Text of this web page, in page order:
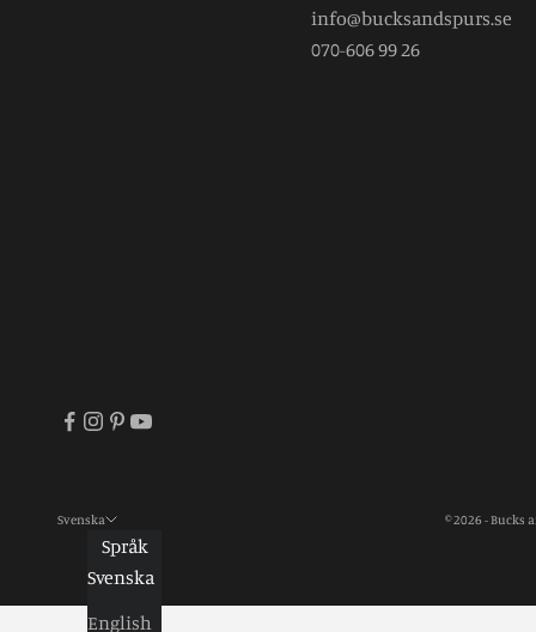
info@bucksandspurs.se
070-606 99 26
Svenska
Språk
Svenska
English
© 2026 - Bucks